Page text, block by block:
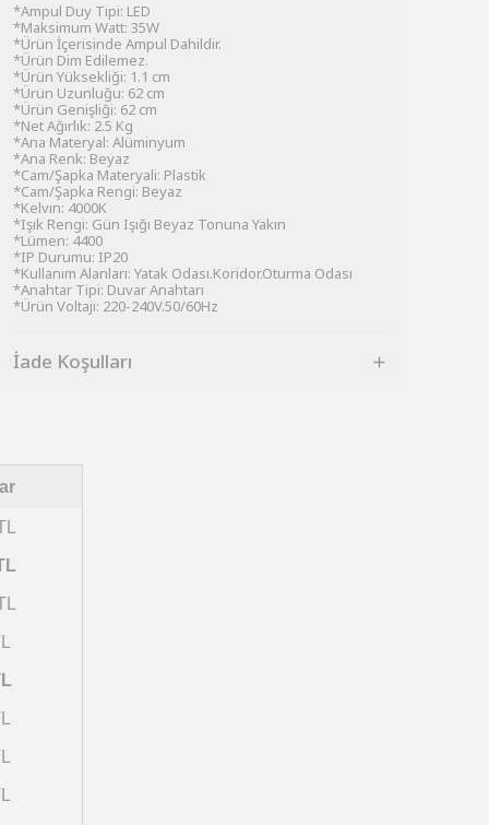
*Ampul Duy Tipi: LED
*Maksimum Watt: 35W
*Ürün İçerisinde Ampul Dahildir.
*Ürün Dim Edilemez.
*Ürün Yüksekliği: 1.1 cm
*Ürün Uzunluğu: 62 cm
*Ürün Genişliği: 62 cm
*Net Ağırlık: 2.5 Kg
*Ana Materyal: Alüminyum
*Ana Renk: Beyaz
*Cam/Şapka Materyali: Plastik
*Cam/Şapka Rengi: Beyaz
*Kelvın: 4000K
*Işık Rengi: Gün Işığı Beyaz Tonuna Yakın
*Lümen: 4400
*IP Durumu: IP20
*Kullanım Alanları: Yatak Odası.Koridor.Oturma Odası
*Anahtar Tipi: Duvar Anahtarı
*Ürün Voltajı: 220-240V.50/60Hz
İade Koşulları